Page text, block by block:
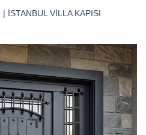
İSTANBUL VİLLA KAPISI